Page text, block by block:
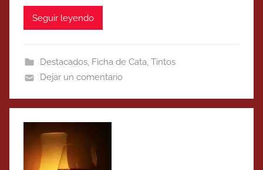
Seguir leyendo
Destacados, Ficha de Cata, Tintos
Dejar un comentario